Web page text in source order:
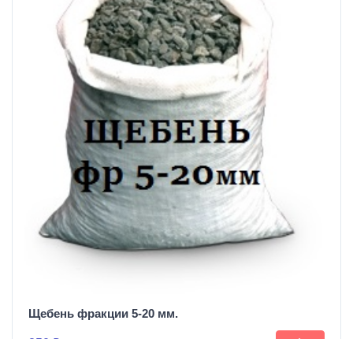
Щебень фракции 5-20 мм.